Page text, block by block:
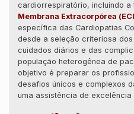
cardiorrespiratório, incluindo a
Membrana Extracorpórea
específica das Cardiopatias
desde a seleção criteriosa
cuidados diários e das
população heterogênea de
objetivo é preparar os
desafios únicos e complexos
uma assistência de